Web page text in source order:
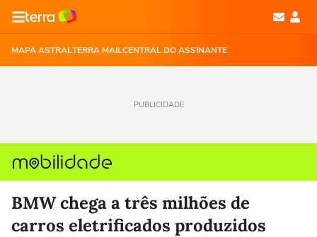
MAPA ASTRALTERRA MAILCENTRAL DO ASSINANTE
PUBLICIDADE
BMW chega a três milhões de
carros eletrificados produzidos